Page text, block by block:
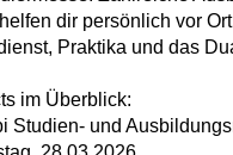
dir persönlich vor
Praktika und das
im Überblick:
Studien- und